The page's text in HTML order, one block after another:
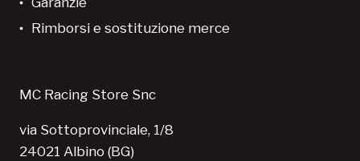
Rimborsi e sostituzione merce
MC Racing Store Snc
via Sottoprovinciale, 1/8
24021 Albino (BG)